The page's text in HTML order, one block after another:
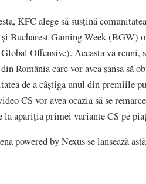
KFC alege să susțină
Bucharest Gaming Week (BGW)
Offensive). Aceasta va reuni,
România care vor avea șansa să
de a câștiga unul din premiile
CS vor avea ocazia să se
la apariția primei variante CS pe
powered by Nexus se lansează